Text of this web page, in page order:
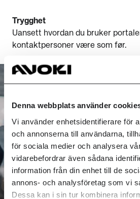
Denna webbplats använder
Vi använder enhetsidentifierare för
och annonserna till användarna,
för sociala medier och analysera
vidarebefordrar även sådana
information från din enhet till de
annons- och analysföretag som vi
Dessa kan i sin tur kombinera
Trygghet
Uansett hvordan du bruker
kontaktpersoner være som før.